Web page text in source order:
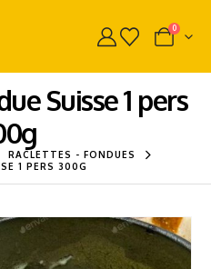
0
Suisse 1 pers
RACLETTES - FONDUES
1 PERS 300G